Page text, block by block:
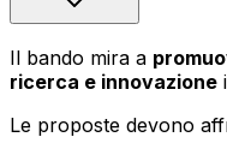
Il bando mira a
ricerca e innovazione
Le proposte devono